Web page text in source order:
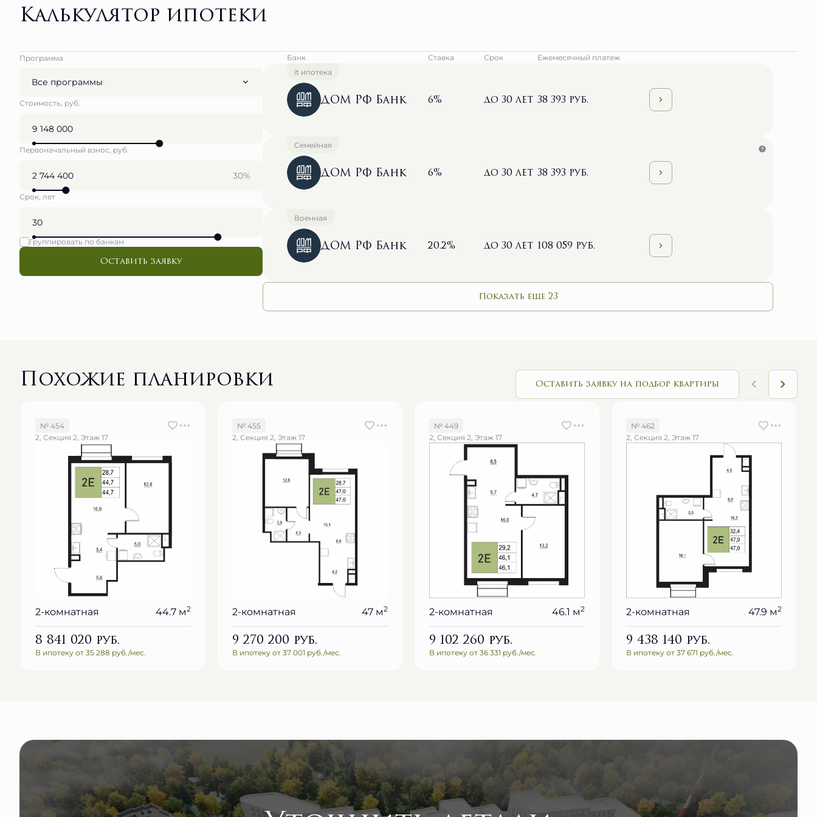
Калькулятор ипотеки
Программа
Все программы
Стоимость, руб.
Первоначальный взнос, руб.
30%
Срок, лет
Группировать по банкам
Оставить заявку
Банк Ставка Срок
Ежемесячный платеж
it ипотека
ДОМ РФ Банк 6% до 30 лет 38 393 руб.
Семейная
ДОМ РФ Банк 6% до 30 лет 38 393 руб.
Военная
ДОМ РФ Банк 20.2% до 30 лет 108 059 руб.
Показать еще 23
Похожие планировки Оставить заявку на подбор квартиры
№ 454
2, Секция 2, Этаж 17
2-комнатная 44.7 м2
8 841 020 руб.
В ипотеку от 35 288 руб./мес.
№ 455
2, Секция 2, Этаж 17
2-комнатная 47 м2
9 270 200 руб.
В ипотеку от 37 001 руб./мес.
№ 449
2, Секция 2, Этаж 17
2-комнатная 46.1 м2
9 102 260 руб.
В ипотеку от 36 331 руб./мес.
№ 462
2, Секция 2, Этаж 17
2-комнатная 47.9 м2
9 438 140 руб.
В ипотеку от 37 671 руб./мес.